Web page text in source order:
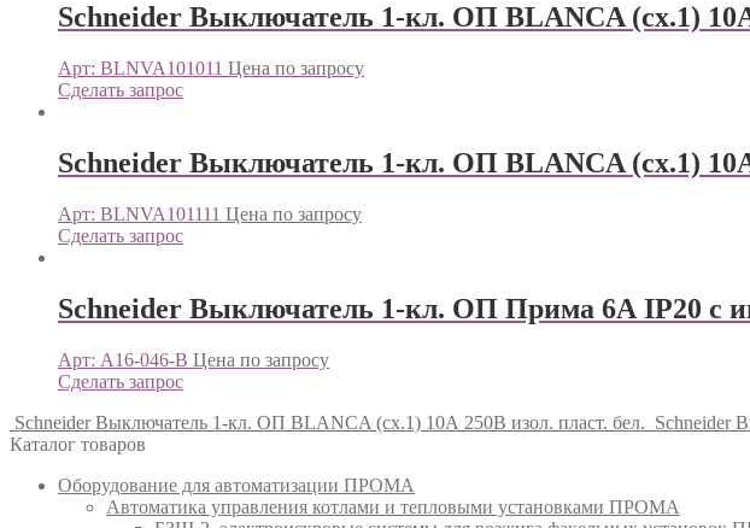
Schneider Выключатель 1-кл. ОП BLANCA (сх.1)
Арт: BLNVA101011 Цена по запросу
Сделать запрос
Schneider Выключатель 1-кл. ОП BLANCA (сх.1) 10А
Арт: BLNVA101111 Цена по запросу
Сделать запрос
Schneider Выключатель 1-кл. ОП Прима 6А IP20 с
Арт: A16-046-B Цена по запросу
Сделать запрос
Schneider Выключатель 1-кл. ОП BLANCA (сх.1) 10А 250В изол. пласт. бел. Schneider
Каталог товаров
Оборудование для автоматизации ПРОМА
Автоматика управления котлами и тепловыми установками ПРОМА